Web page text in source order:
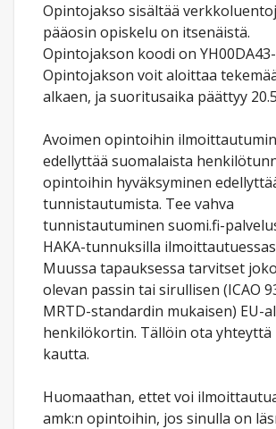
Opintojakso sisältää
pääosin opiskelu on itsenäistä.
Opintojakson koodi on
Opintojakson voit aloittaa
alkaen, ja suoritusaika päättyy
Avoimen opintoihin
edellyttää suomalaista
opintoihin hyväksyminen
tunnistautumista. Tee vahva
tunnistautuminen suomi.fi-
HAKA-tunnuksilla
Muussa tapauksessa tarvitset
olevan passin tai sirullisen (ICAO
MRTD-standardin mukaisen) EU-
henkilökortin. Tällöin ota yhteyttä
kautta.
Huomaathan, ettet voi
amk:n opintoihin, jos sinulla on